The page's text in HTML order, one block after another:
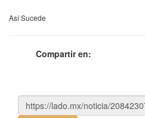
Así Sucede
Compartir en: